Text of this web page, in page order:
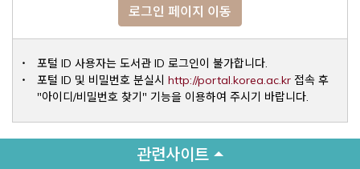
로그인 페이지 이동
포털 ID 사용자는 도서관 ID 로그인이 불가합니다.
포털 ID 및 비밀번호 분실시 http://portal.korea.ac.krOpens a
접속 후
"아이디/비밀번호 찾기" 기능을 이용하여 주시기 바랍니다.
관련사이트